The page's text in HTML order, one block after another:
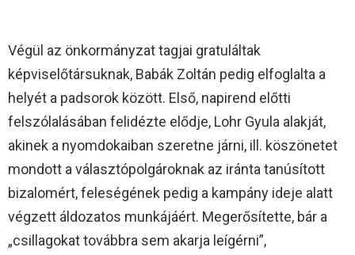
Végül az önkormányzat tagjai gratuláltak
képviselőtársuknak, Babák Zoltán pedig elfoglalta a
helyét a padsorok között. Első, napirend előtti
felszólalásában felidézte elődje, Lohr Gyula alakját,
akinek a nyomdokaiban szeretne járni, ill. köszönetet
mondott a választópolgároknak az iránta tanúsított
bizalomért, feleségének pedig a kampány ideje alatt
végzett áldozatos munkájáért. Megerősítette, bár a
„csillagokat továbbra sem akarja leígérni”,